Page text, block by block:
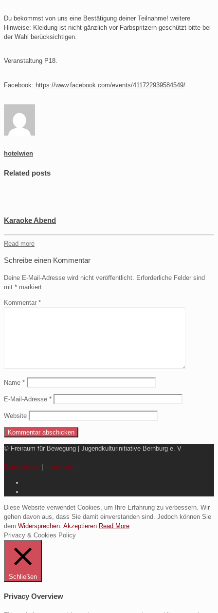
Du bekommst von uns eine Bestätigung deiner Teilnahme! weitere
Hinweise: Kleidung ist nicht gänzlich vor Farbspritzern geschützt bitte bei
der Wahl berücksichtigen.
Veranstaltung P18.
Facebook: https://www.facebook.com/events/411722939584549/
hotelwien
Related posts
Karaoke Abend
Read more
Schreibe einen Kommentar
Deine E-Mail-Adresse wird nicht veröffentlicht.
Erforderliche Felder sind
mit * markiert
Kommentar *
Name *
E-Mail-Adresse *
Website
© Freiraum für Bewegung | Jugendkulturinitiative Bernburg e. V
Datenschutz Impressum
Diese Website verwendet Cookies, um Ihre Erfahrung zu verbessern. Wir
gehen davon aus, dass Sie damit einverstanden sind. Jedoch können Sie
dem Widersprechen Akzeptieren Read More
Privacy & Cookies Policy
Schließen
Privacy Overview